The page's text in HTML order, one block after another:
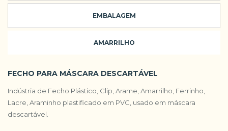
EMBALAGEM
AMARRILHO
FECHO PARA MÁSCARA DESCARTÁVEL
Indústria de Fecho Plástico, Clip, Arame, Amarrilho, Ferrinho,
Lacre, Araminho plastificado em PVC, usado em máscara
descartável.